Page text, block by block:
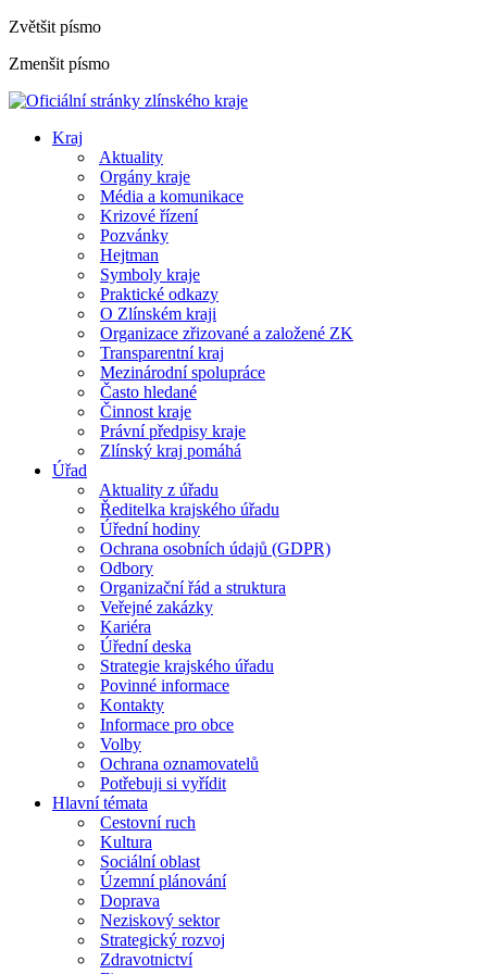
Zvětšit písmo
Zmenšit písmo
Kraj
Aktuality
Orgány kraje
Média a komunikace
Krizové řízení
Pozvánky
Hejtman
Symboly kraje
Praktické odkazy
O Zlínském kraji
Organizace zřizované a založené ZK
Transparentní kraj
Mezinárodní spolupráce
Často hledané
Činnost kraje
Právní předpisy kraje
Zlínský kraj pomáhá
Úřad
Aktuality z úřadu
Ředitelka krajského úřadu
Úřední hodiny
Ochrana osobních údajů (GDPR)
Odbory
Organizační řád a struktura
Veřejné zakázky
Kariéra
Úřední deska
Strategie krajského úřadu
Povinné informace
Kontakty
Informace pro obce
Volby
Ochrana oznamovatelů
Potřebuji si vyřídit
Hlavní témata
Cestovní ruch
Kultura
Sociální oblast
Územní plánování
Doprava
Neziskový sektor
Strategický rozvoj
Zdravotnictví